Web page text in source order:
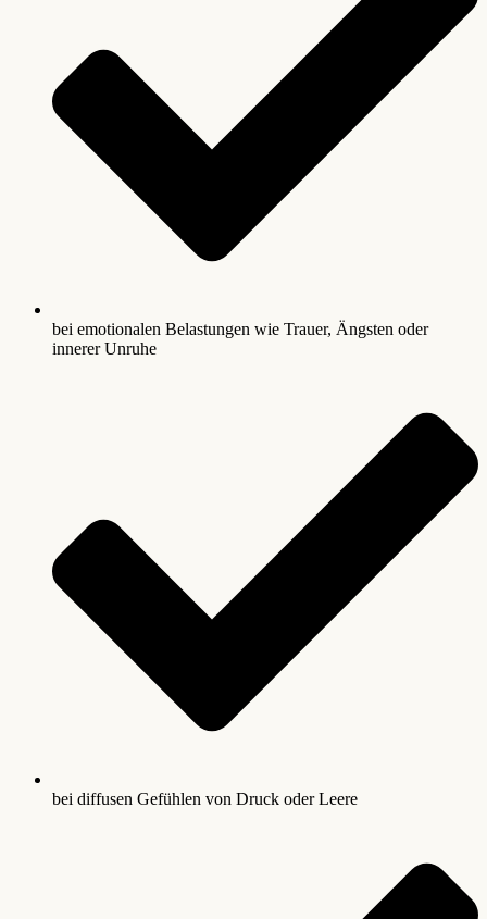
bei emotionalen Belastungen wie Trauer, Ängsten oder
innerer Unruhe
bei diffusen Gefühlen von Druck oder Leere